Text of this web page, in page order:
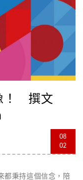
，Kitty和布丁狗俏皮
都跳得很棒喔！獻上
跟大 [...]
！ 撰文
08
02
都秉持這個信念，陪